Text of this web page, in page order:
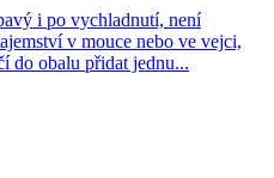
i po vychladnutí, není
v mouce nebo ve vejci,
do obalu přidat jednu...